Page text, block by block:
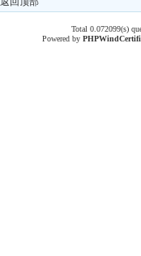
Total 0.072099(s)
Powered byPHPWind